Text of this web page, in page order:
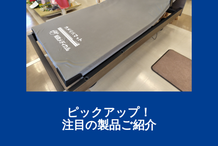
ピックアップ！
注目の製品ご紹介